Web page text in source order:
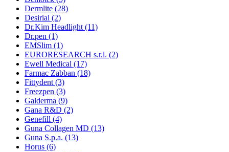
Dermlite (28)
Desirial (2)
Dr.Kim Headlight (11)
Dr.pen (1)
EMSlim (1)
EURORESEARCH s.r.l. (2)
Ewell Medical (17)
Farmac Zabban (18)
Fittydent (3)
Freezpen (3)
Galderma (9)
Gana R&D (2)
Genefill (4)
Guna Collagen MD (13)
Guna S.p.a. (13)
Horus (6)